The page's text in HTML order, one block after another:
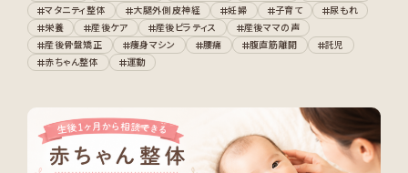
マタニティ整体
大腿外側皮神経 妊婦 子育て
尿もれ
栄養
産後ケア 産後ピラティス
産後ママの声
産後骨盤矯正
痩身マシン 腰痛 腹直筋離開
託児
赤ちゃん整体
運動